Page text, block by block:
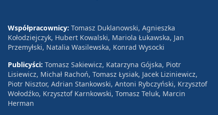
Współpracownicy: Tomasz Duklanowski, Agnieszka
Kołodziejczyk, Hubert Kowalski, Mariola Łukawska, Jan
Przemyłski, Natalia Wasilewska, Konrad Wysocki
Publicyści: Tomasz Sakiewicz, Katarzyna Gójska, Piotr
Lisiewicz, Michał Rachoń, Tomasz Łysiak, Jacek Liziniewicz,
Piotr Nisztor, Adrian Stankowski, Antoni Rybczyński, Krzysztof
Wołodźko, Krzysztof Karnkowski, Tomasz Teluk, Marcin
Herman